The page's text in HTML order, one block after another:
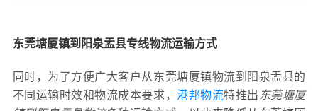
东莞塘厦镇到阳泉盂县专线物流运输方式
同时，为了方便广大客户从东莞塘厦镇物流到阳泉盂县的
不同运输时效和物流成本要求，港邦物流特推出 东莞塘厦